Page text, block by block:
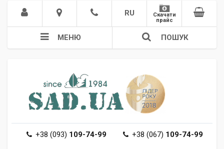
RU
Скачати
прайс
МЕНЮ ПОШУК
+38 (093) 109-74-99 +38 (067) 109-74-99